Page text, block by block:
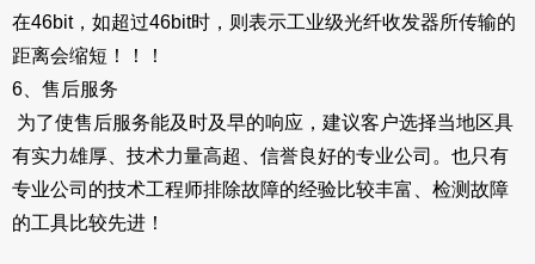
在46bit，如超过46bit时，则表示工业级光纤收发器所传输的
距离会缩短！！！
6、售后服务
为了使售后服务能及时及早的响应，建议客户选择当地区具
有实力雄厚、技术力量高超、信誉良好的专业公司。也只有
专业公司的技术工程师排除故障的经验比较丰富、检测故障
的工具比较先进！